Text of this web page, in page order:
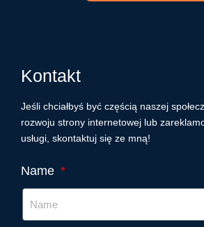
Kontakt
Jeśli chciałbyś być częścią naszej
rozwoju strony internetowej lub
usługi, skontaktuj się ze mną!
Name